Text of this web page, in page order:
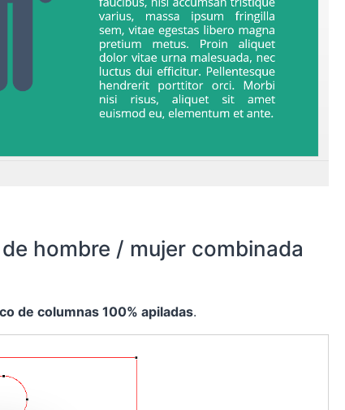
hombre / mujer combinada
de columnas 100% apiladas.